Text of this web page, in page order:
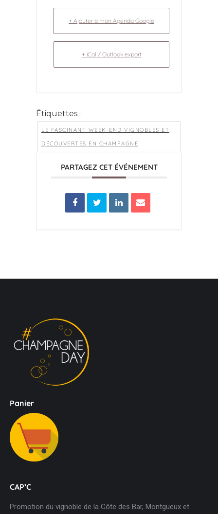
+ Ajouter à mon Agenda Google
+ iCal / Outlook export
Étiquettes :
LE FASCINANT WEEK-END VIGNOBLES ET
DÉCOUVERTES EN CHAMPAGNE
PARTAGEZ CET ÉVÉNEMENT
Panier
CAP’C
Promotion du vignoble de la Côte des Bar, Montgueux et